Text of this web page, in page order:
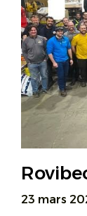
23 mars